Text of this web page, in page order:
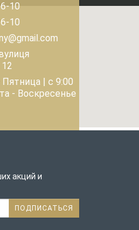
10
10
| с 9:00
- Воскресенье
акций и
ПОДПИСАТЬСЯ